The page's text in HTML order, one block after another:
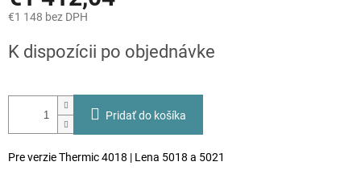
€1 148 bez DPH
cena:
K dispozícii po objednávke
Pridať do košíka
Pre verzie Thermic 4018 | Lena 5018 a 5021